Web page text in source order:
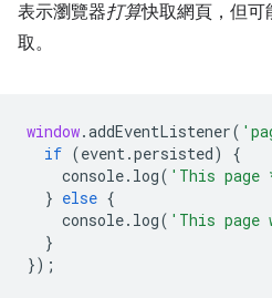
表示瀏覽器打算快取網頁，但可
取。
window.addEventListener(
if (event.persisted)
{
console. log( 'This page
} else {
console. log( 'This page
}
});